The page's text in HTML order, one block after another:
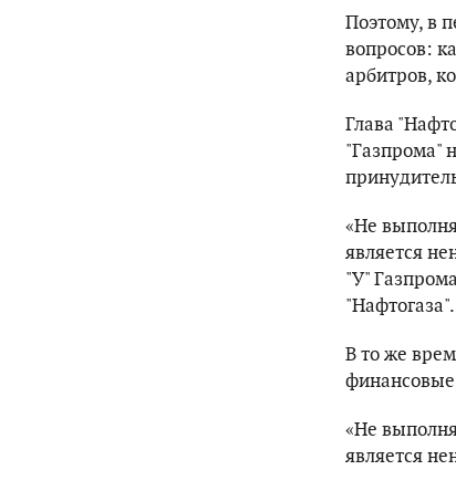
Поэтому, в
вопросов:
арбитров,
Глава
"Газпрома"
«Не
является
"У"
"Нафтогаза".
В то же
«Не
является